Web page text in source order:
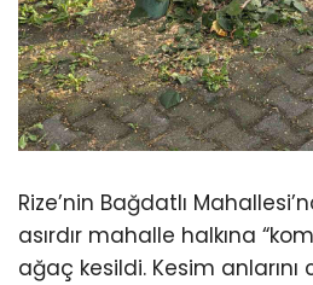
Rize’nin Bağdatlı
asırdır mahalle halkına
ağaç kesildi. Kesim